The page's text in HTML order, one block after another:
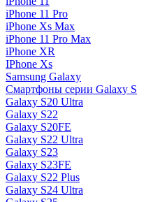
iPhone 11 Pro
iPhone Xs Max
iPhone 11 Pro Max
iPhone XR
IPhone Xs
Samsung Galaxy
Смартфоны серии Galaxy S
Galaxy S20 Ultra
Galaxy S22
Galaxy S20FE
Galaxy S22 Ultra
Galaxy S23
Galaxy S23FE
Galaxy S22 Plus
Galaxy S24 Ultra